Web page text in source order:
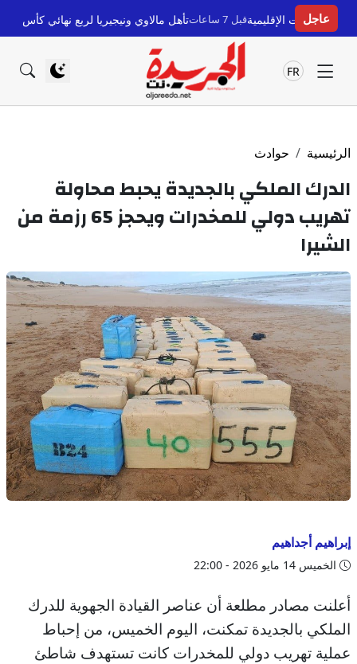
عاجلقبل 7 ساعات تأهل مالاوي ونيجيريا لربع نهائي كأس أمم إفريقيا للسيدات 2026 بعد جولة
FR
الرئيسية حوادث
الدرك الملكي بالجديدة يحبط محاولة
تهريب دولي للمخدرات ويحجز 65 رزمة من
الشيرا
إبراهيم أجداهيم
الخميس 14 مايو 2026 - 22:00
أعلنت مصادر مطلعة أن عناصر القيادة الجهوية للدرك
الملكي بالجديدة تمكنت، اليوم الخميس، من إحباط
عملية تهريب دولي للمخدرات كانت تستهدف شاطئ